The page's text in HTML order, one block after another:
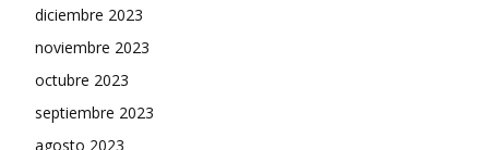
diciembre 2023
noviembre 2023
octubre 2023
septiembre 2023
agosto 2023